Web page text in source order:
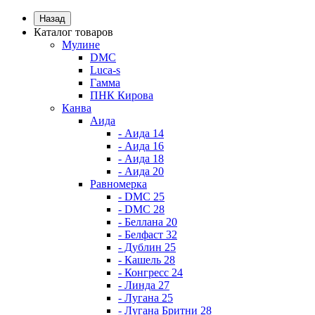
Назад
Каталог товаров
Мулине
DMC
Luca-s
Гамма
ПНК Кирова
Канва
Аида
- Аида 14
- Аида 16
- Аида 18
- Аида 20
Равномерка
- DMC 25
- DMC 28
- Беллана 20
- Белфаст 32
- Дублин 25
- Кашель 28
- Конгресс 24
- Линда 27
- Лугана 25
- Лугана Бритни 28